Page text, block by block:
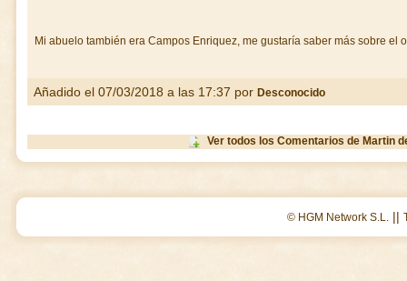
Mi abuelo también era Campos Enriquez, me gustaría saber más sobre el
Añadido el 07/03/2018 a las 17:37 por Desconocido
Ver todos los Comentarios de Martin
© HGM Network S.L. ||